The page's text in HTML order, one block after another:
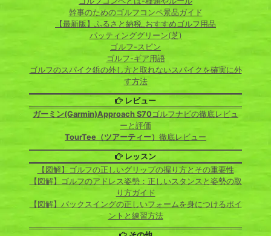
幹事のためのゴルフコンペ景品ガイド
【最新版】ふるさと納税_おすすめゴルフ用品
パッティンググリーン(芝)
ゴルフ-スピン
ゴルフ-ギア用語
ゴルフのスパイク鋲の外し方と取れないスパイクを確実に外
す方法
レビュー
ガーミン(Garmin)Approach S70ゴルフナビの徹底レビュ
ーと評価
TourTee（ツアーティー） 徹底レビュー
レッスン
【図解】ゴルフの正しいグリップの握り方とその重要性
【図解】ゴルフのアドレス姿勢：正しいスタンスと姿勢の取
り方ガイド
【図解】バックスイングの正しいフォームを身につけるポイ
ントと練習方法